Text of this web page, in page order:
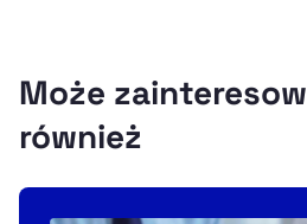
Może
również